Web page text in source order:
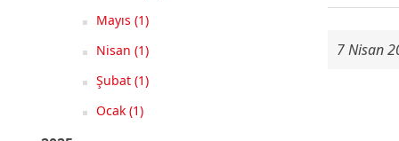
Mayıs (1)
Nisan (1)
Şubat (1)
Ocak (1)
7 Nisan